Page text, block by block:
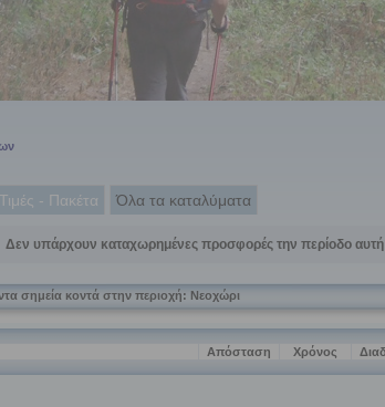
Τιμές - Πακέτα Όλα τα καταλύματα
Δεν υπάρχουν καταχωρημένες προσφορές την περίοδο αυτή